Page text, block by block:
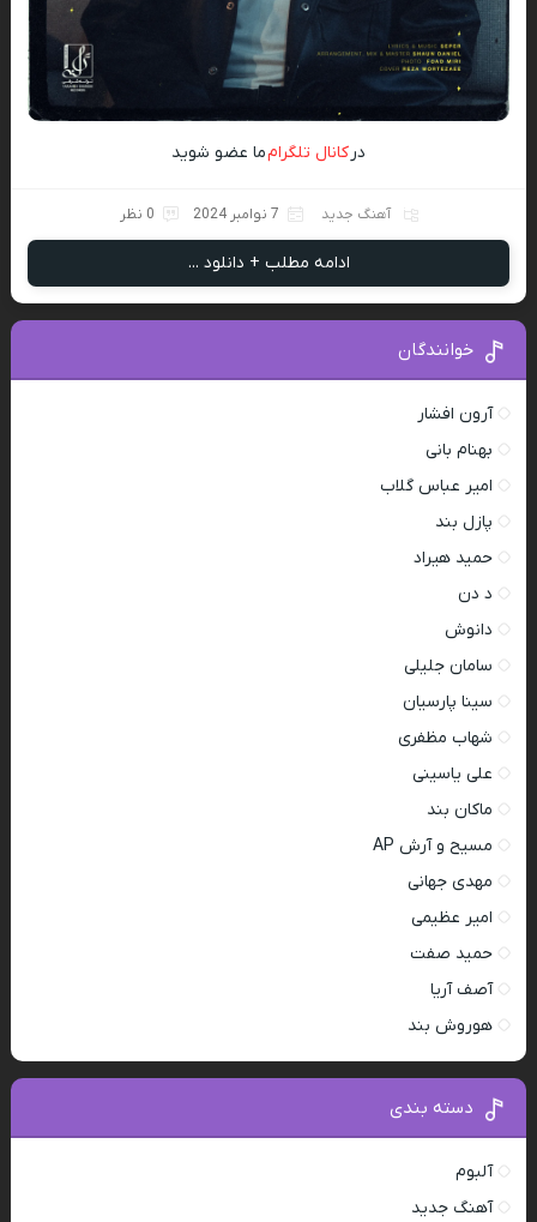
درکانال تلگرامما عضو شوید
آهنگ جدید 7 نوامبر 2024 0 نظر
ادامه مطلب + دانلود ...
خوانندگان
آرون افشار
بهنام بانی
امیر عباس گلاب
پازل بند
حمید هیراد
د دن
دانوش
سامان جلیلی
سینا پارسیان
شهاب مظفری
علی یاسینی
ماکان بند
مسیح و آرش AP
مهدی جهانی
امیر عظیمی
حمید صفت
آصف آریا
هوروش بند
دسته بندی
آلبوم
آهنگ جدید